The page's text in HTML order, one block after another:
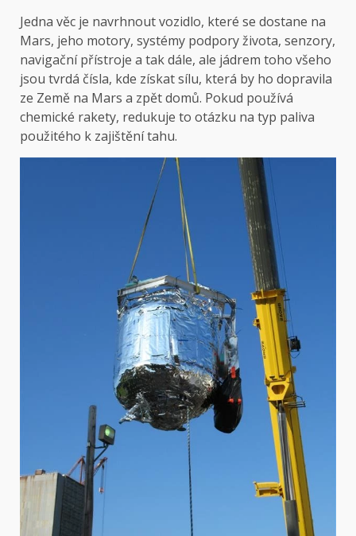
Jedna věc je navrhnout vozidlo, které se dostane na
Mars, jeho motory, systémy podpory života, senzory,
navigační přístroje a tak dále, ale jádrem toho všeho
jsou tvrdá čísla, kde získat sílu, která by ho dopravila
ze Země na Mars a zpět domů. Pokud používá
chemické rakety, redukuje to otázku na typ paliva
použitého k zajištění tahu.